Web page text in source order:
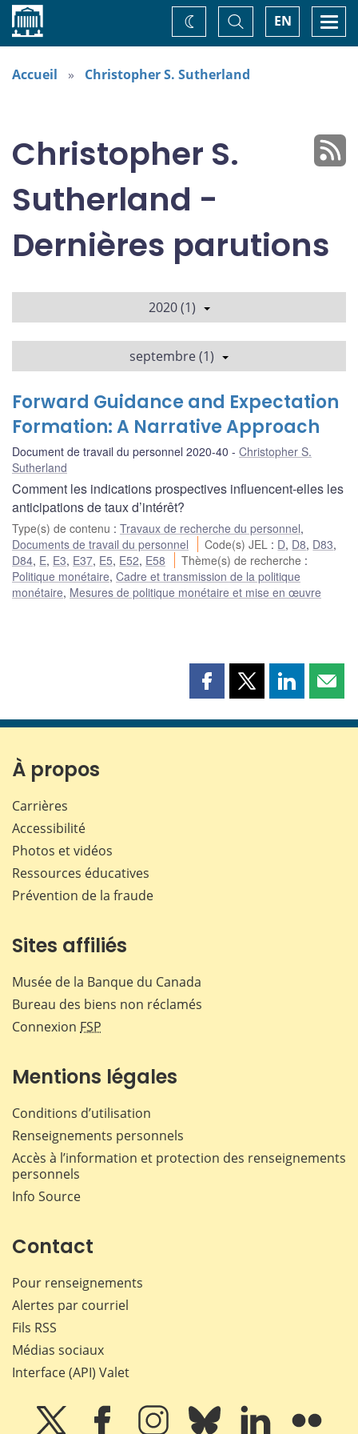
Accueil EN
Basculer
la
recherche
Changez
de
thème
Accueil Christopher S. Sutherland
Christopher S.
Sutherland -
Dernières parutions
2020 (1)
septembre (1)
Forward Guidance and Expectation
Formation: A Narrative Approach
Document de travail du personnel 2020-40
Christopher S.
Sutherland
Comment les indications prospectives influencent-elles les
anticipations de taux d’intérêt?
Type(s) de contenu : Travaux de recherche du personnel,
Documents de travail du personnel
Code(s) JEL : D, D8, D83,
D84, E, E3, E37, E5, E52, E58 Thème(s) de recherche :
Politique monétaire, Cadre et transmission de la politique
monétaire, Mesures de politique monétaire et mise en œuvre
Partager
page
Partager
page
Partager
page page
À propos
Carrières
Accessibilité
Photos et vidéos
Ressources éducatives
Prévention de la fraude
Sites affiliés
Musée de la Banque du Canada
Bureau des biens non réclamés
Connexion FSP
Mentions légales
Conditions d’utilisation
Renseignements personnels
Accès à l’information et protection des renseignements
personnels
Info Source
Contact
Pour renseignements
Alertes par courriel
Fils RSS
Médias sociaux
Interface (API) Valet